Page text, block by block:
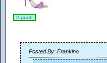
2 punti
Posted By: Frankino